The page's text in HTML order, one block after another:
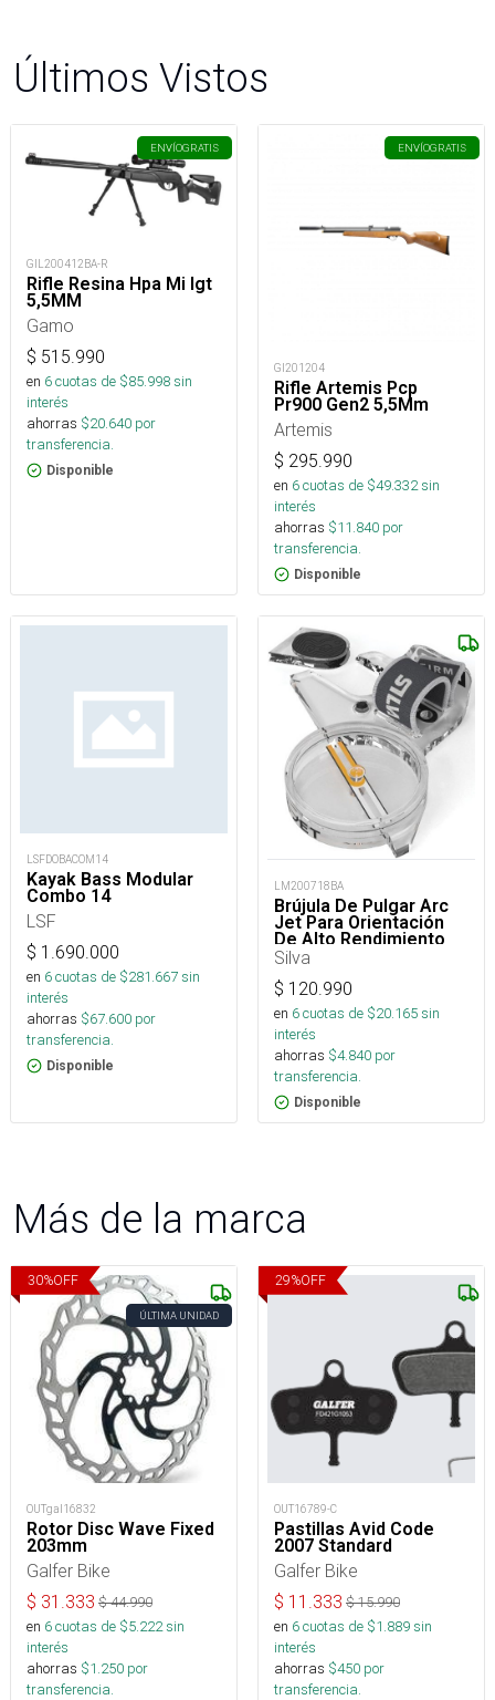
Últimos Vistos
ENVÍOGRATIS
GIL200412BA-R
Rifle Resina Hpa Mi Igt
5,5MM
Gamo
$ 515.990
en 6cuotas de $85.998sin
interés
ahorras $20.640 por
transferencia.
Disponible
ENVÍOGRATIS
GI201204
Rifle Artemis Pcp
Pr900 Gen2 5,5Mm
Artemis
$ 295.990
en 6cuotas de $49.332sin
interés
ahorras $11.840 por
transferencia.
Disponible
LSFDOBACOM14
Kayak Bass Modular
Combo 14
LSF
$ 1.690.000
en 6cuotas de $281.667sin
interés
ahorras $67.600 por
transferencia.
Disponible
LM200718BA
Brújula De Pulgar Arc
Jet Para Orientación
De Alto Rendimiento
Silva
$ 120.990
en 6cuotas de $20.165sin
interés
ahorras $4.840 por
transferencia.
Disponible
Más de la marca
30%OFF
ÚLTIMA UNIDAD
OUTgal16832
Rotor Disc Wave Fixed
203mm
Galfer Bike
$ 31.333 $44.990
en 6cuotas de $5.222sin
interés
ahorras $1.250 por
transferencia.
29%OFF
OUT16789-C
Pastillas Avid Code
2007 Standard
Galfer Bike
$ 11.333 $15.990
en 6cuotas de $1.889sin
interés
ahorras $450 por
transferencia.